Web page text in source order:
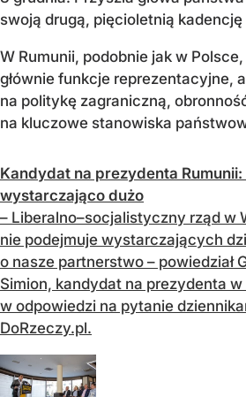
swoją drugą, pięcioletnią
W Rumunii, podobnie jak w
głównie funkcje reprezentacyjne,
na politykę zagraniczną,
na kluczowe stanowiska
Kandydat na prezydenta
wystarczająco dużo
– Liberalno–socjalistyczny rząd w
nie podejmuje wystarczających
o nasze partnerstwo – powiedział
Simion, kandydat na prezydenta w
w odpowiedzi na pytanie
DoRzeczy.pl.